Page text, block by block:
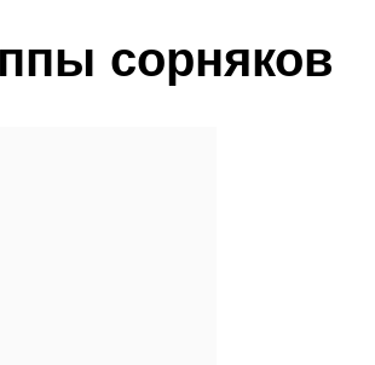
сорняков